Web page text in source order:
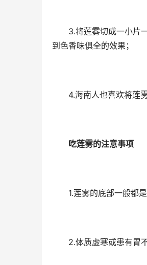
3.将莲雾切成一小片一
到色香味俱全的效果；
4.海南人也喜欢将莲雾
吃莲雾的注意事项
1.莲雾的底部一般都是
2.体质虚寒或患有胃不